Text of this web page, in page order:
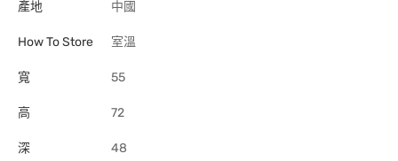
產地
中國
How To Store 室溫
寬 55
高 72
深 48